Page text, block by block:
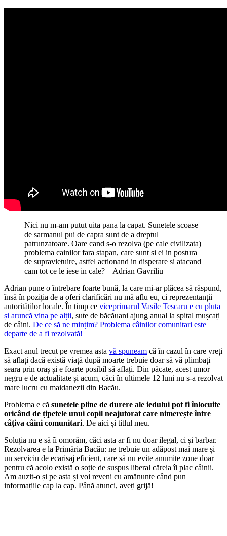
Nici nu m-am putut uita pana la capat. Sunetele scoase
de sarmanul pui de capra sunt de a dreptul
patrunzatoare. Oare cand s-o rezolva (pe cale civilizata)
problema cainilor fara stapan, care sunt si ei in postura
de supravietuire, astfel actionand in disperare si atacand
cam tot ce le iese in cale? – Adrian Gavriliu
Adrian pune o întrebare foarte bună, la care mi-ar plăcea să răspund,
însă în poziția de a oferi clarificări nu mă aflu eu, ci reprezentanții
autorităților locale. În timp ce viceprimarul Vasile Tescaru e cu pluta
și aruncă vina pe alții, sute de băcăuani ajung anual la spital mușcați
de câini. De ce să ne mințim? Problema câinilor comunitari este
departe de a fi rezolvată!
Exact anul trecut pe vremea asta vă spuneam că în cazul în care vreți
să aflați dacă există viață după moarte trebuie doar să vă plimbați
seara prin oraș și e foarte posibil să aflați. Din păcate, acest umor
negru e de actualitate și acum, căci în ultimele 12 luni nu s-a rezolvat
mare lucru cu maidanezii din Bacău.
Problema e că sunetele pline de durere ale iedului pot fi înlocuite
oricând de țipetele unui copil neajutorat care nimerește între
câțiva câini comunitari. De aici și titlul meu.
Soluția nu e să îi omorâm, căci asta ar fi nu doar ilegal, ci și barbar.
Rezolvarea e la Primăria Bacău: ne trebuie un adăpost mai mare și
un serviciu de ecarisaj eficient, care să nu evite anumite zone doar
pentru că acolo există o soție de suspus liberal căreia îi plac câinii.
Am auzit-o și pe asta și voi reveni cu amănunte când pun
informațiile cap la cap. Până atunci, aveți grijă!